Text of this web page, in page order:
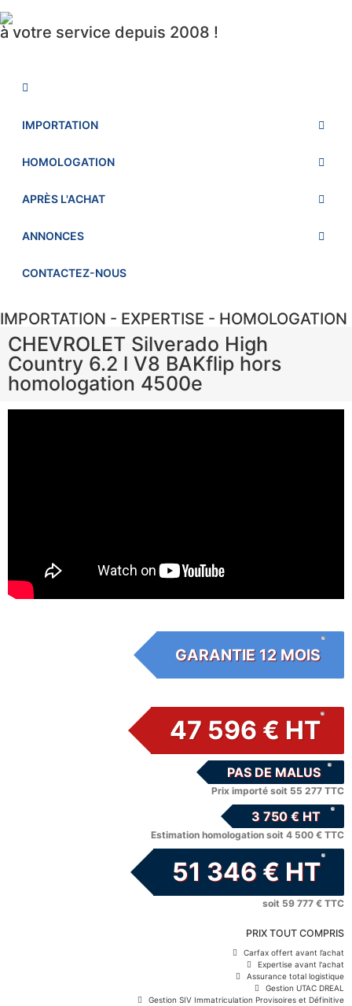
à votre service depuis 2008 !
IMPORTATION
HOMOLOGATION
APRÈS L'ACHAT
ANNONCES
CONTACTEZ-NOUS
IMPORTATION - EXPERTISE - HOMOLOGATION
CHEVROLET Silverado High
Country 6.2 l V8 BAKflip hors
homologation 4500e
GARANTIE 12 MOIS
47 596 € HT
PAS DE MALUS
Prix importé soit 55 277 TTC
3 750 € HT
Estimation homologation soit 4 500 € TTC
51 346 € HT
soit 59 777 € TTC
PRIX TOUT COMPRIS
Carfax offert avant l’achat
Expertise avant l'achat
Assurance total logistique
Gestion UTAC DREAL
Gestion SIV Immatriculation Provisoires et Définitive